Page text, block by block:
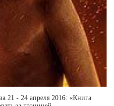
21 - 24 апреля 2016: «Книга